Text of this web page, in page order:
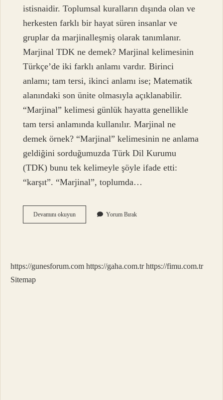
istisnaidir. Toplumsal kuralların dışında olan ve
herkesten farklı bir hayat süren insanlar ve
gruplar da marjinalleşmiş olarak tanımlanır.
Marjinal TDK ne demek? Marjinal kelimesinin
Türkçe’de iki farklı anlamı vardır. Birinci
anlamı; tam tersi, ikinci anlamı ise; Matematik
alanındaki son ünite olmasıyla açıklanabilir.
“Marjinal” kelimesi günlük hayatta genellikle
tam tersi anlamında kullanılır. Marjinal ne
demek örnek? “Marjinal” kelimesinin ne anlama
geldiğini sorduğumuzda Türk Dil Kurumu
(TDK) bunu tek kelimeyle şöyle ifade etti:
“karşıt”. “Marjinal”, toplumda…
Devamını okuyunMarjinal
Kelimesi
Yorum Bırak
https://gunesforum.com https://gaha.com.tr https://fimu.com.tr
Sitemap